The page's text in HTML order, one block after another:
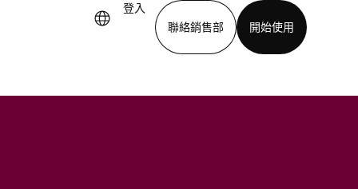
登入
聯絡銷售部
開始使用